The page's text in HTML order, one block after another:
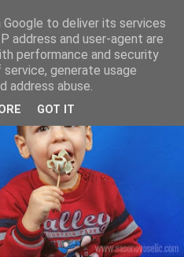
to deliver its services
address and user-agent are
performance and security
generate usage
address abuse.
GOT IT